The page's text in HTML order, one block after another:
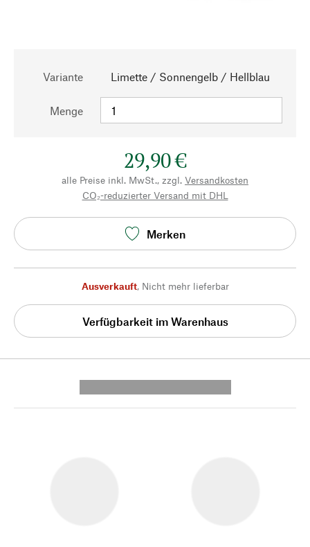
Variante Limette / Sonnengelb / Hellblau
Menge
29,90 €
alle Preise inkl. MwSt., zzgl. Versandkosten
CO₂-reduzierter Versand mit DHL
Merken
Ausverkauft, Nicht mehr lieferbar
Verfügbarkeit im Warenhaus